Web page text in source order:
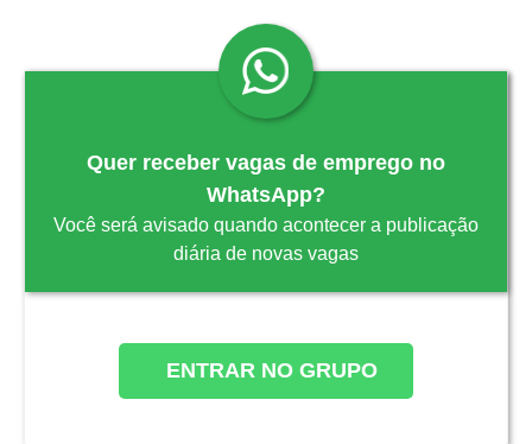
Quer receber vagas de emprego no
WhatsApp?
Você será avisado quando acontecer a publicação
diária de novas vagas
ENTRAR NO GRUPO